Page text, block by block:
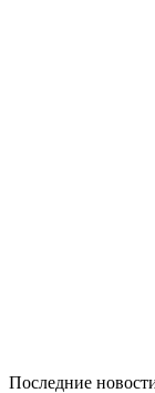
Последние